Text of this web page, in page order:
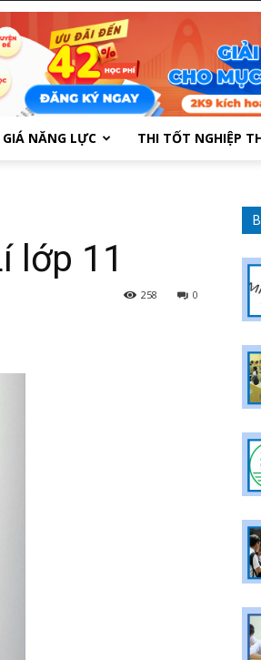
NĂNG LỰC THI TỐT NGHIỆP
lớp 11
0
258